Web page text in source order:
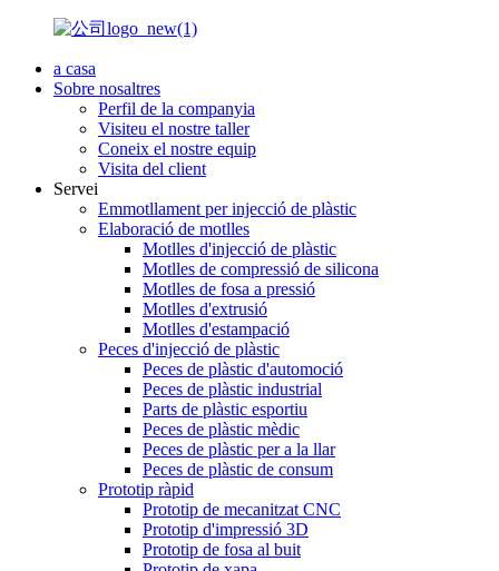
a casa
Sobre nosaltres
Perfil de la companyia
Visiteu el nostre taller
Coneix el nostre equip
Visita del client
Servei
Emmotllament per injecció de plàstic
Elaboració de motlles
Motlles d'injecció de plàstic
Motlles de compressió de silicona
Motlles de fosa a pressió
Motlles d'extrusió
Motlles d'estampació
Peces d'injecció de plàstic
Peces de plàstic d'automoció
Peces de plàstic industrial
Parts de plàstic esportiu
Peces de plàstic mèdic
Peces de plàstic per a la llar
Peces de plàstic de consum
Prototip ràpid
Prototip de mecanitzat CNC
Prototip d'impressió 3D
Prototip de fosa al buit